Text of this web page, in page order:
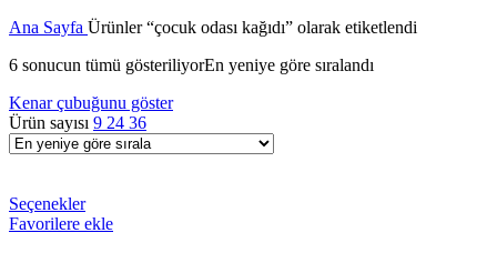
Ana Sayfa Ürünler “çocuk odası kağıdı” olarak etiketlendi
6 sonucun tümü gösteriliyorEn yeniye göre sıralandı
Kenar çubuğunu göster
Ürün sayısı 9 24 36
Seçenekler
Favorilere ekle